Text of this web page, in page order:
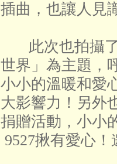
插曲，也讓人見
此次也拍攝了
世界」為主題，
小小的溫暖和愛
大影響力！另外
捐贈活動，小小
9527揪有愛心